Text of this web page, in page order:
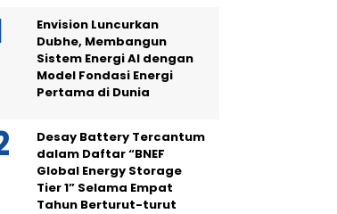
Envision Luncurkan
Dubhe, Membangun
Sistem Energi AI dengan
Model Fondasi Energi
Pertama di Dunia
Desay Battery Tercantum
dalam Daftar “BNEF
Global Energy Storage
Tier 1” Selama Empat
Tahun Berturut-turut